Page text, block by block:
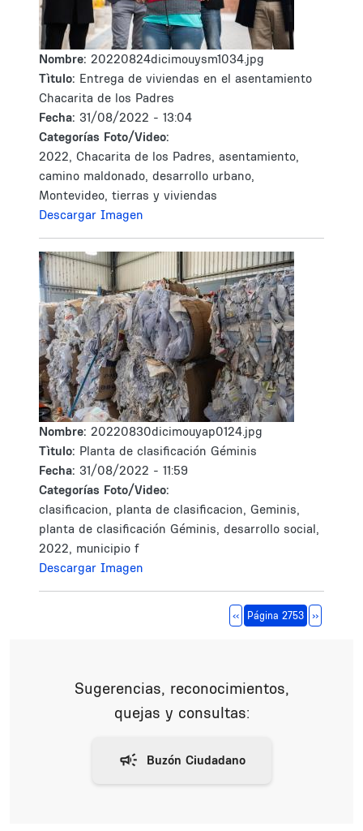
Nombre: 20220824dicimouysm1034.jpg
Tìtulo: Entrega de viviendas en el asentamiento
Chacarita de los Padres
Fecha: 31/08/2022 - 13:04
Categorías Foto/Video:
2022, Chacarita de los Padres, asentamiento,
camino maldonado, desarrollo urbano,
Montevideo, tierras y viviendas
Descargar Imagen
Nombre: 20220830dicimouyap0124.jpg
Tìtulo: Planta de clasificación Géminis
Fecha: 31/08/2022 - 11:59
Categorías Foto/Video:
clasificacion, planta de clasificacion, Geminis,
planta de clasificación Géminis, desarrollo social,
2022, municipio f
Descargar Imagen
Página anterior
‹‹ Página 2753 Siguiente
››
Sugerencias, reconocimientos,
quejas y consultas: